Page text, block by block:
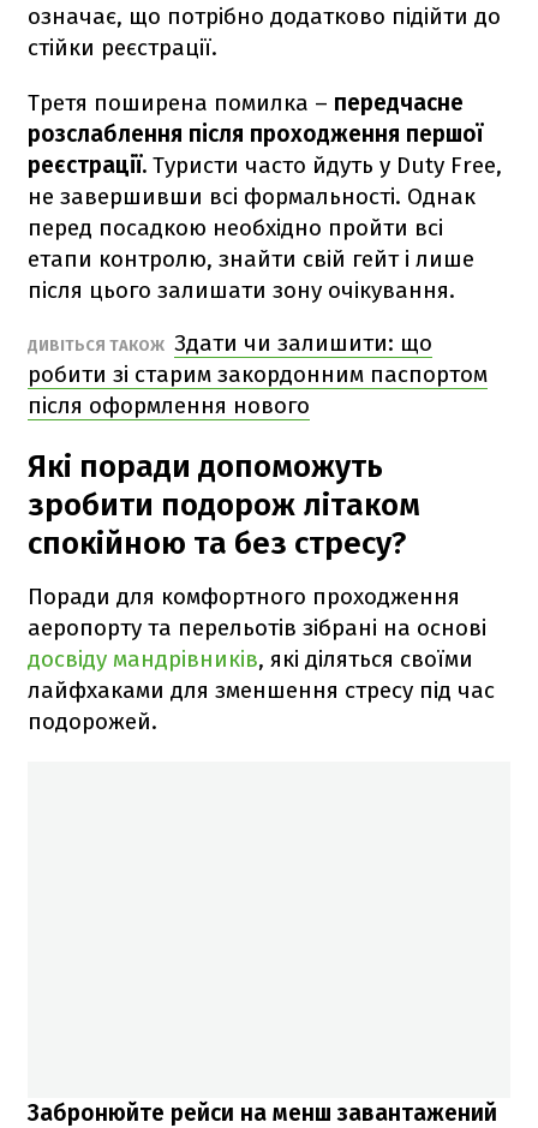
означає, що потрібно додатково підійти до
стійки реєстрації.
Третя поширена помилка – передчасне
розслаблення після проходження першої
реєстрації. Туристи часто йдуть у Duty Free,
не завершивши всі формальності. Однак
перед посадкою необхідно пройти всі
етапи контролю, знайти свій гейт і лише
після цього залишати зону очікування.
ДИВІТЬСЯ ТАКОЖ Здати чи залишити: що
робити зі старим закордонним паспортом
після оформлення нового
Які поради допоможуть
зробити подорож літаком
спокійною та без стресу?
Поради для комфортного проходження
аеропорту та перельотів зібрані на основі
досвіду мандрівників, які діляться своїми
лайфхаками для зменшення стресу під час
подорожей.
Забронюйте рейси на менш завантажений